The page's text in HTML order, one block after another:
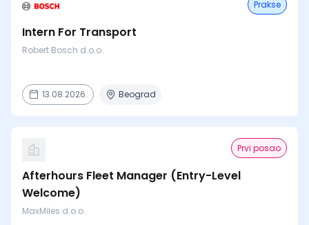
Prakse
Intern For Transport
Robert Bosch d.o.o.
13.08.2026. Beograd
Prvi posao
Afterhours Fleet Manager (Entry-Level
Welcome)
MaxMiles d.o.o.